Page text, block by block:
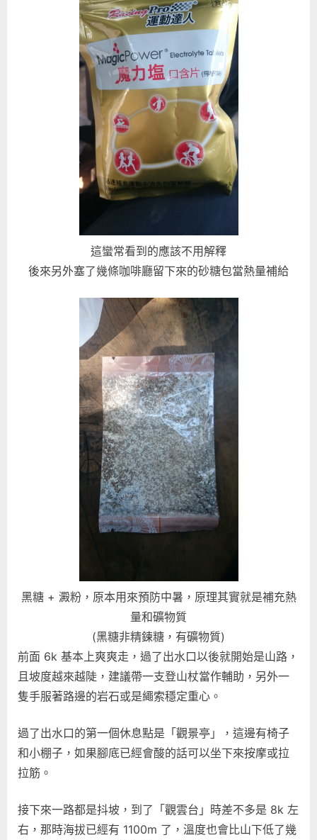
這蠻常看到的應該不用解釋
後來另外塞了幾條咖啡廳留下來的砂糖包當熱量補給
黑糖 + 澱粉，原本用來預防中暑，原理其實就是補充熱
量和礦物質
(黑糖非精鍊糖，有礦物質)
前面 6k 基本上爽爽走，過了出水口以後就開始是山路，
且坡度越來越陡，建議帶一支登山杖當作輔助，另外一
隻手服著路邊的岩石或是繩索穩定重心。
過了出水口的第一個休息點是「觀景亭」，這邊有椅子
和小棚子，如果腳底已經會酸的話可以坐下來按摩或拉
拉筋。
接下來一路都是抖坡，到了「觀雲台」時差不多是 8k 左
右，那時海拔已經有 1100m 了，溫度也會比山下低了幾